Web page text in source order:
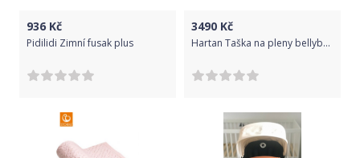
936 Kč
Pidilidi Zimní fusak plus
3490 Kč
Hartan Taška na pleny bellybutton 2022